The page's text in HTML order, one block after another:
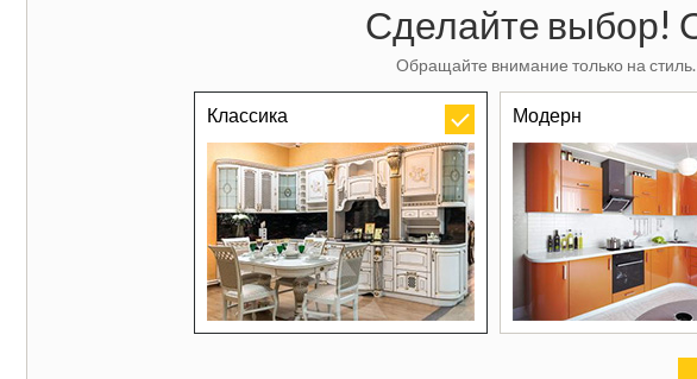
Сделайте выбор!
Обращайте внимание только на
Классика Модерн